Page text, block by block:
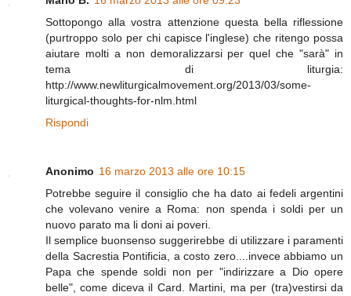
Sottopongo alla vostra attenzione questa bella riflessione
(purtroppo solo per chi capisce l'inglese) che ritengo possa
aiutare molti a non demoralizzarsi per quel che "sarà" in
tema di liturgia:
http://www.newliturgicalmovement.org/2013/03/some-
liturgical-thoughts-for-nlm.html
Rispondi
Anonimo 16 marzo 2013 alle ore 10:15
Potrebbe seguire il consiglio che ha dato ai fedeli argentini
che volevano venire a Roma: non spenda i soldi per un
nuovo parato ma li doni ai poveri.
Il semplice buonsenso suggerirebbe di utilizzare i paramenti
della Sacrestia Pontificia, a costo zero....invece abbiamo un
Papa che spende soldi non per "indirizzare a Dio opere
belle", come diceva il Card. Martini, ma per (tra)vestirsi da